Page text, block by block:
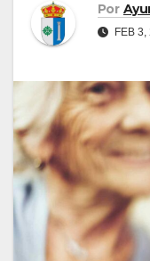
Por
FEB 3,